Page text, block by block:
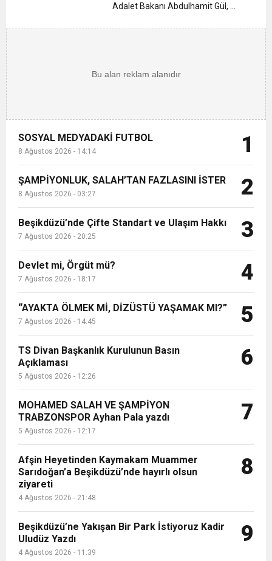
Sarıdoğan’a Beşikdüzü’nde hayırlı olsun
7:40
Asırlık Eseri Okuyucularıyla Buluştu
14:14 SOSYAL MEDYADAKİ FUTBOL
uygulanıp yaygınlaştırılacağı bir
Adalet Bakanı Abdulhamit Gül, ...
SOSYAL MEDYADAKİ FUTBOL
8 Ağustos 2026 - 14:14 1
ŞAMPİYONLUK, SALAH’TAN FAZLASINI İSTER
8 Ağustos 2026 - 03:27 2
Beşikdüzü’nde Çifte Standart ve Ulaşım Hakkı
7 Ağustos 2026 - 20:25 3
Devlet mi, Örgüt mü?
7 Ağustos 2026 - 18:17 4
“AYAKTA ÖLMEK Mİ, DİZÜSTÜ YAŞAMAK MI?”
7 Ağustos 2026 - 14:45 5
TS Divan Başkanlık Kurulunun Basın
Açıklaması
5 Ağustos 2026 - 12:26
6
MOHAMED SALAH VE ŞAMPİYON
TRABZONSPOR Ayhan Pala yazdı
5 Ağustos 2026 - 12:17
7
Afşin Heyetinden Kaymakam Muammer
Sarıdoğan’a Beşikdüzü’nde hayırlı olsun
ziyareti
4 Ağustos 2026 - 21:48
8
Beşikdüzü’ne Yakışan Bir Park İstiyoruz Kadir
Uludüz Yazdı
4 Ağustos 2026 - 11:39
9